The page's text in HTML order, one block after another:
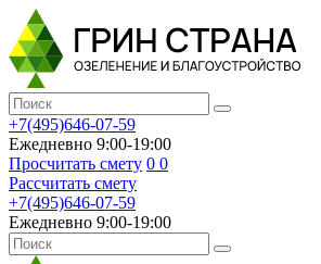
+7(495)646-07-59
Ежедневно 9:00-19:00
Просчитать смету 0 0
Рассчитать смету
+7(495)646-07-59
Ежедневно 9:00-19:00